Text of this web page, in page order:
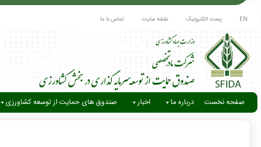
EN پست الکترونیک نقشه سایت تماس با ما
صفحه نخست درباره ما اخبار صندوق های حمایت از توسعه کشاورزی